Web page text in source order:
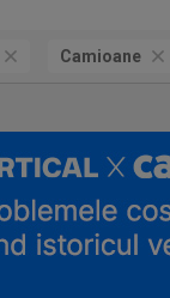
Camioane